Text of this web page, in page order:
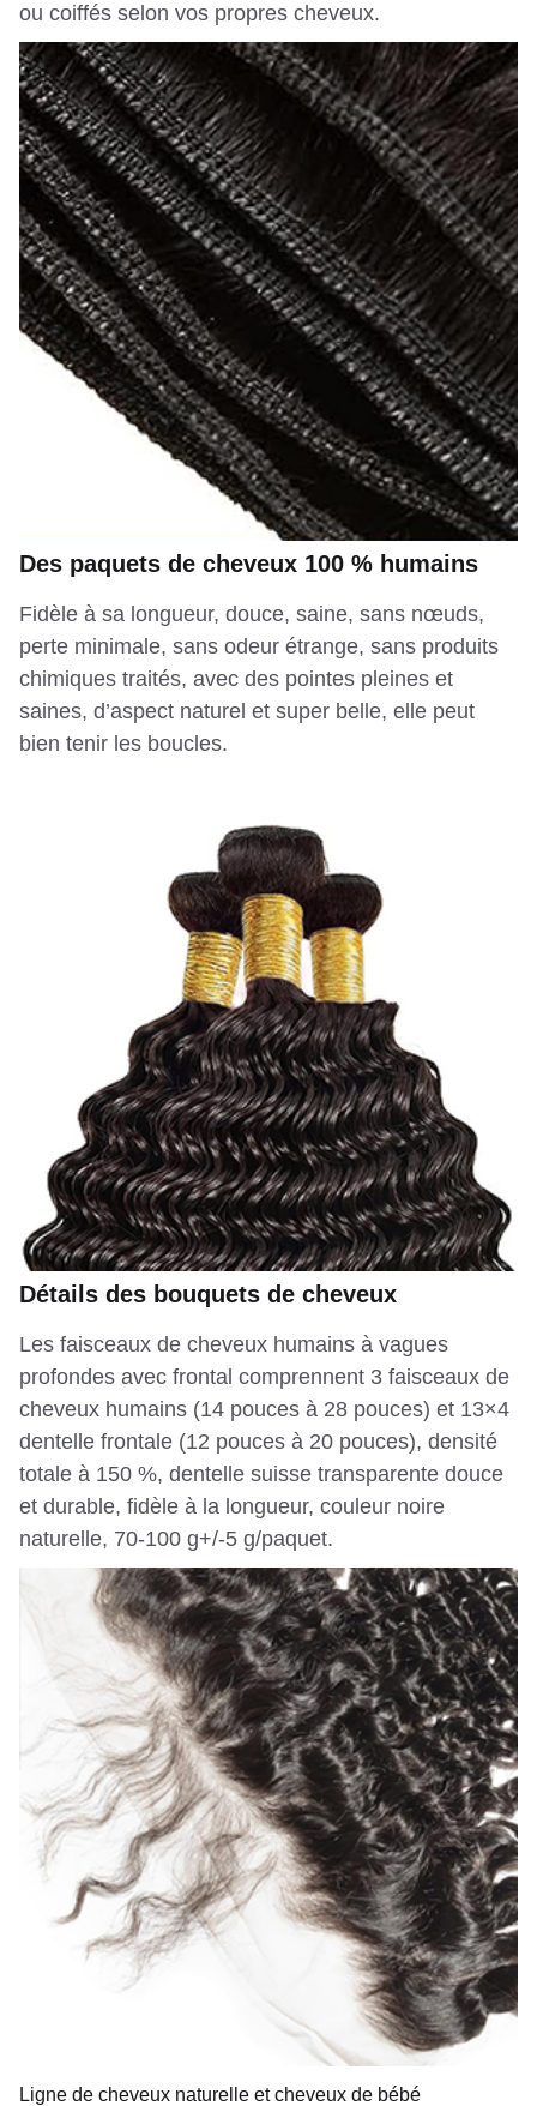
ou coiffés selon vos propres cheveux.
Des paquets de cheveux 100 % humains
Fidèle à sa longueur, douce, saine, sans nœuds,
perte minimale, sans odeur étrange, sans produits
chimiques traités, avec des pointes pleines et
saines, d’aspect naturel et super belle, elle peut
bien tenir les boucles.
Détails des bouquets de cheveux
Les faisceaux de cheveux humains à vagues
profondes avec frontal comprennent 3 faisceaux de
cheveux humains (14 pouces à 28 pouces) et 13×4
dentelle frontale (12 pouces à 20 pouces), densité
totale à 150 %, dentelle suisse transparente douce
et durable, fidèle à la longueur, couleur noire
naturelle, 70-100 g+/-5 g/paquet.
Ligne de cheveux naturelle et cheveux de bébé